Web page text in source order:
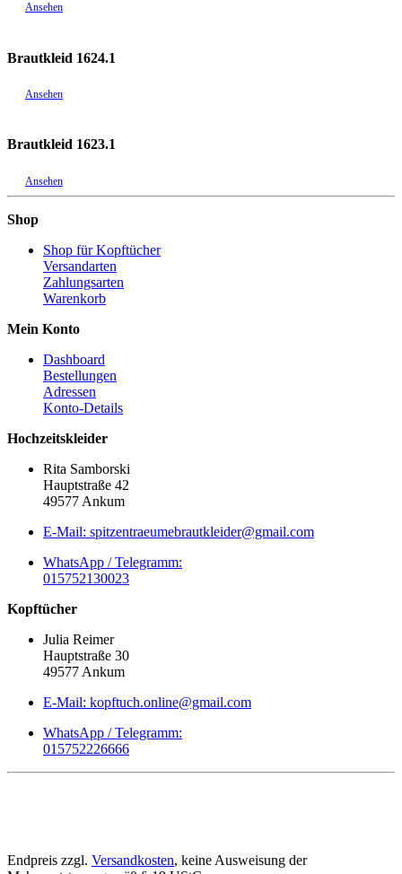
Ansehen
Brautkleid 1624.1
Ansehen
Brautkleid 1623.1
Ansehen
Shop
Shop für Kopftücher
Versandarten
Zahlungsarten
Warenkorb
Mein Konto
Dashboard
Bestellungen
Adressen
Konto-Details
Hochzeitskleider
Rita Samborski
Hauptstraße 42
49577 Ankum
E-Mail: spitzentraeumebrautkleider@gmail.com
WhatsApp / Telegramm:
015752130023
Kopftücher
Julia Reimer
Hauptstraße 30
49577 Ankum
E-Mail: kopftuch.online@gmail.com
WhatsApp / Telegramm:
015752226666
Endpreis zzgl. Versandkosten, keine Ausweisung der